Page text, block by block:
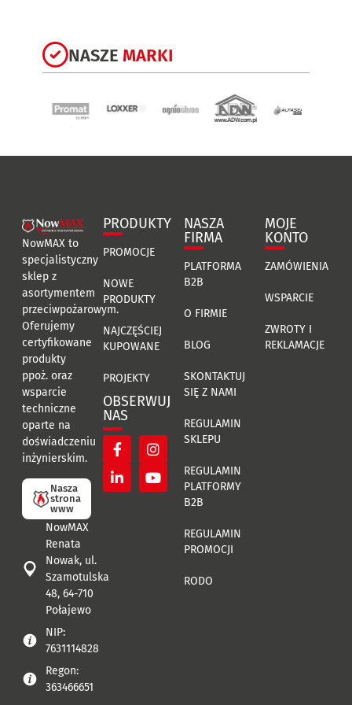
NASZE MARKI
NowMAX to
specjalistyczny
sklep z
asortymentem
przeciwpożarowym.
Oferujemy
certyfikowane
produkty
ppoż. oraz
wsparcie
techniczne
oparte na
doświadczeniu
inżynierskim.
Nasza
strona
www
NowMAX
Renata
Nowak, ul.
Szamotulska
48, 64-710
Połajewo
NIP:
7631114828
Regon:
363466651
PRODUKTY
PROMOCJE
NOWE
PRODUKTY
NAJCZĘŚCIEJ
KUPOWANE
PROJEKTY
OBSERWUJ
NAS
NASZA
FIRMA
PLATFORMA
B2B
O FIRMIE
BLOG
SKONTAKTUJ
SIĘ Z NAMI
REGULAMIN
SKLEPU
REGULAMIN
PLATFORMY
B2B
REGULAMIN
PROMOCJI
RODO
MOJE
KONTO
ZAMÓWIENIA
WSPARCIE
ZWROTY I
REKLAMACJE